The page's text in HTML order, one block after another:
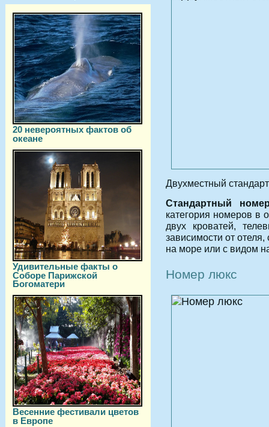
20 невероятных фактов об
океане
Удивительные факты о
Соборе Парижской
Богоматери
Весенние фестивали цветов
в Европе
Двухместный стандарт
Стандартный
категория номеров в
двух кроватей,
зависимости от
на море или с видом
Номер люкс